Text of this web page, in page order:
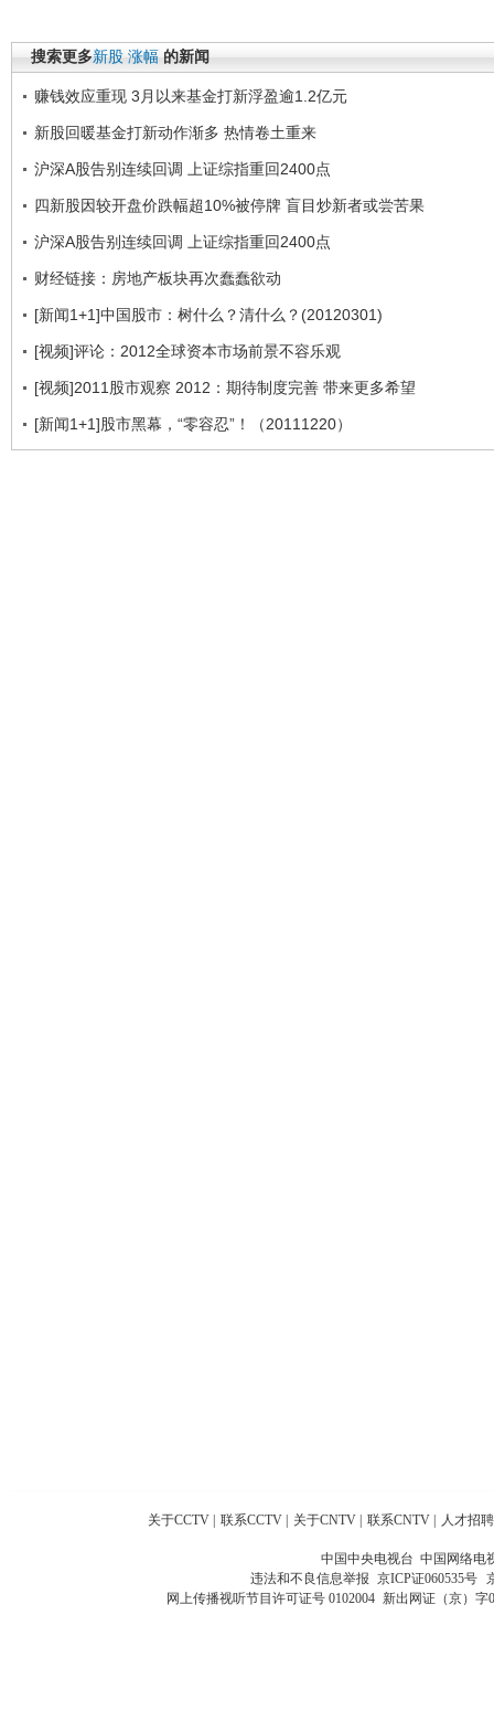
搜索更多新股 涨幅 的新闻
赚钱效应重现 3月以来基金打新浮盈逾1.2亿元
新股回暖基金打新动作渐多 热情卷土重来
沪深A股告别连续回调 上证综指重回2400点
四新股因较开盘价跌幅超10%被停牌 盲目炒新者或尝苦果
沪深A股告别连续回调 上证综指重回2400点
财经链接：房地产板块再次蠢蠢欲动
[新闻1+1]中国股市：树什么？清什么？(20120301)
[视频]评论：2012全球资本市场前景不容乐观
[视频]2011股市观察 2012：期待制度完善 带来更多希望
[新闻1+1]股市黑幕，“零容忍”！（20111220）
关于CCTV 联系CCTV 关于CNTV 联系CNTV 人才招聘
中国中央电视台 中国网络电
违法和不良信息举报 京ICP证060535号
网上传播视听节目许可证号 0102004 新出网证（京）